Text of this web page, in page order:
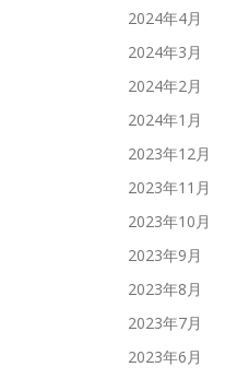
2024年4月
2024年3月
2024年2月
2024年1月
2023年12月
2023年11月
2023年10月
2023年9月
2023年8月
2023年7月
2023年6月